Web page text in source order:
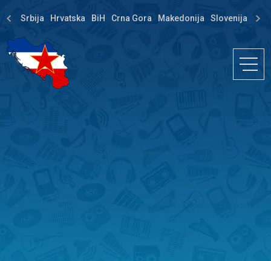
Srbija Hrvatska BiH Crna Gora Makedonija Slovenija